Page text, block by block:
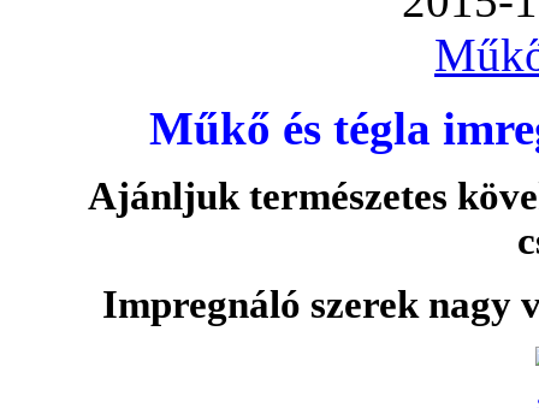
Műkő és tégla
Ajánljuk természetes
Impregnáló szerek